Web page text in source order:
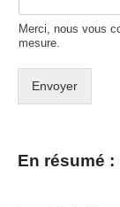
Merci, nous vous
mesure.
Envoyer
En résumé :